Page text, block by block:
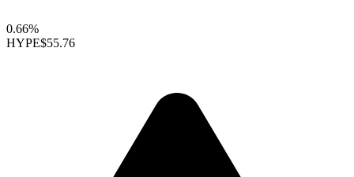
0.66%
HYPE$55.76